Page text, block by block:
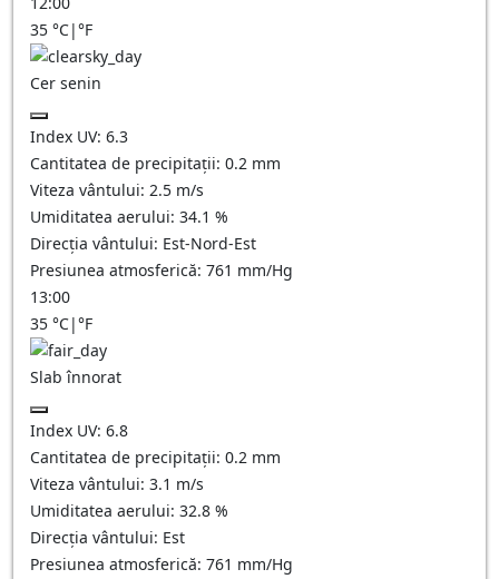
35 °C|°F
Cer senin
Index UV: 6.3
Cantitatea de precipitații: 0.2 mm
Viteza vântului: 2.5 m/s
Umiditatea aerului: 34.1 %
Direcția vântului: Est-Nord-Est
Presiunea atmosferică: 761 mm/Hg
13:00
35 °C|°F
Slab înnorat
Index UV: 6.8
Cantitatea de precipitații: 0.2 mm
Viteza vântului: 3.1 m/s
Umiditatea aerului: 32.8 %
Direcția vântului: Est
Presiunea atmosferică: 761 mm/Hg